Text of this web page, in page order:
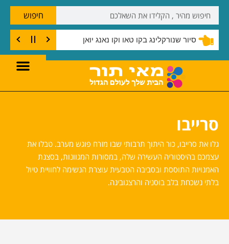
סיור שנורקלינג בקו טאו וקו נאנג יואן שנורקלינג בצוק קו טאו
חיפוש
סרייבו
גלו את סרייבו, כור היתוך תרבותי שבו מזרח פוגש מערב. טבלו את
עצמכם בהיסטוריה העשירה שלה, במסורות המגוונות, בסצנת
האמנויות התוססת ובסביבה הטבעית עוצרת הנשימה לחוויית טיול
בלתי נשכחת בלב בוסניה והרצגובינה.